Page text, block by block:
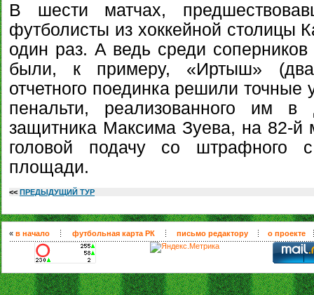
В шести матчах,
футболисты из хоккейной столицы
один раз. А ведь среди
были, к примеру, «Иртыш»
отчетного поединка решили точные
пенальти, реализованного им
защитника Максима Зуева, на 82-й
головой подачу со штрафного
площади.
<< ПРЕДЫДУЩИЙ ТУР
« в начало футбольная карта РК письмо редактору о проекте